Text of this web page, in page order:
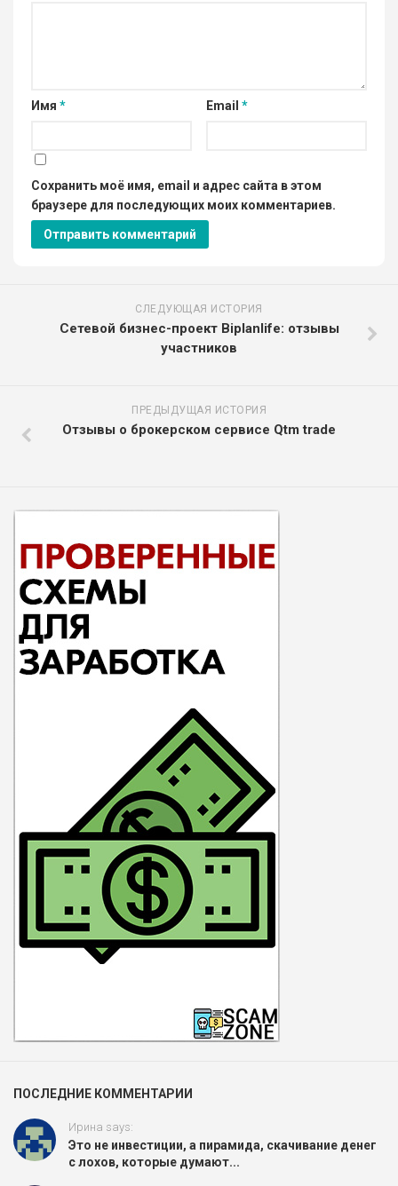
Имя * Email *
Сохранить моё имя, email и адрес сайта в этом
браузере для последующих моих комментариев.
СЛЕДУЮЩАЯ ИСТОРИЯ
Сетевой бизнес-проект Biplanlife: отзывы
участников
ПРЕДЫДУЩАЯ ИСТОРИЯ
Отзывы о брокерском сервисе Qtm trade
ПОСЛЕДНИЕ КОММЕНТАРИИ
Ирина says:
Это не инвестиции, а пирамида, скачивание денег
с лохов, которые думают...